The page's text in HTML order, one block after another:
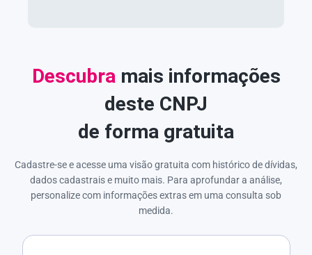
Descubra mais informações
deste CNPJ
de forma gratuita
Cadastre-se e acesse uma visão gratuita com histórico de dívidas,
dados cadastrais e muito mais. Para aprofundar a análise,
personalize com informações extras em uma consulta sob
medida.